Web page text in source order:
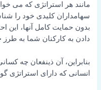
مانند هر استراتژی که می
سهامداران کلیدی خود را
بدون حمایت کامل آنها، این
دادن به کارکنان شما به
بنابراین، آن ذینفعان چه
انسانی که دارای استراتژی